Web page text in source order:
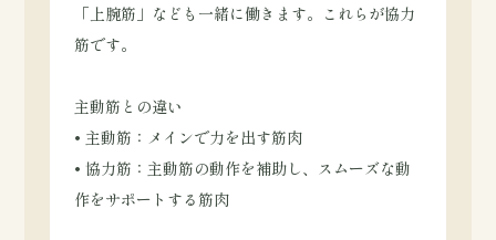
「上腕筋」なども一緒に働きます。これらが協力
筋です。
主動筋との違い
• 主動筋：メインで力を出す筋肉
• 協力筋：主動筋の動作を補助し、スムーズな動
作をサポートする筋肉